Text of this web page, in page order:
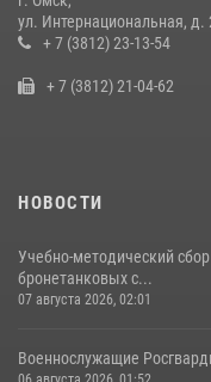
Росгвардия подвела
области
ул. Интернациональная, д.
+ 7 (3812) 23-13-54
+ 7 (3812) 21-04-62
НОВОСТИ
Учебно-методический
бронетанковых с...
07 августа 2026, 02:01
Военнослужащие